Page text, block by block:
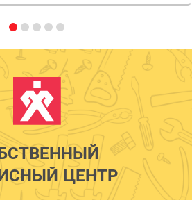
ЦЕНТР